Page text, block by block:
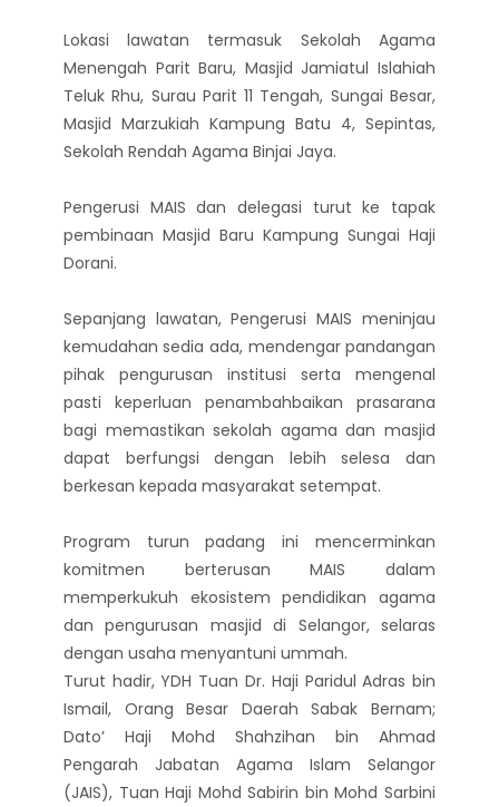
Lokasi lawatan termasuk Sekolah Agama
Menengah Parit Baru, Masjid Jamiatul Islahiah
Teluk Rhu, Surau Parit 11 Tengah, Sungai Besar,
Masjid Marzukiah Kampung Batu 4, Sepintas,
Sekolah Rendah Agama Binjai Jaya.
Pengerusi MAIS dan delegasi turut ke tapak
pembinaan Masjid Baru Kampung Sungai Haji
Dorani.
Sepanjang lawatan, Pengerusi MAIS meninjau
kemudahan sedia ada, mendengar pandangan
pihak pengurusan institusi serta mengenal
pasti keperluan penambahbaikan prasarana
bagi memastikan sekolah agama dan masjid
dapat berfungsi dengan lebih selesa dan
berkesan kepada masyarakat setempat.
Program turun padang ini mencerminkan
komitmen berterusan MAIS dalam
memperkukuh ekosistem pendidikan agama
dan pengurusan masjid di Selangor, selaras
dengan usaha menyantuni ummah.
Turut hadir, YDH Tuan Dr. Haji Paridul Adras bin
Ismail, Orang Besar Daerah Sabak Bernam;
Dato’ Haji Mohd Shahzihan bin Ahmad
Pengarah Jabatan Agama Islam Selangor
(JAIS), Tuan Haji Mohd Sabirin bin Mohd Sarbini